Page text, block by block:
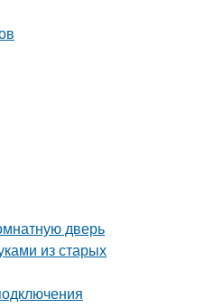
дверь
из старых